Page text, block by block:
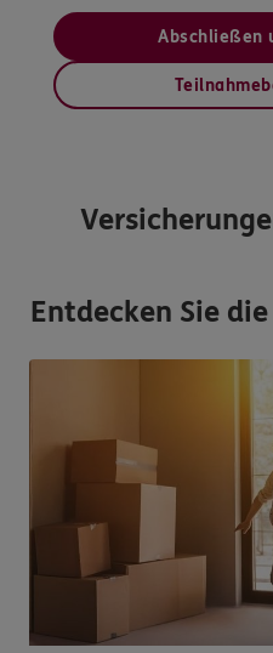
Abschließen
Entdecken Sie